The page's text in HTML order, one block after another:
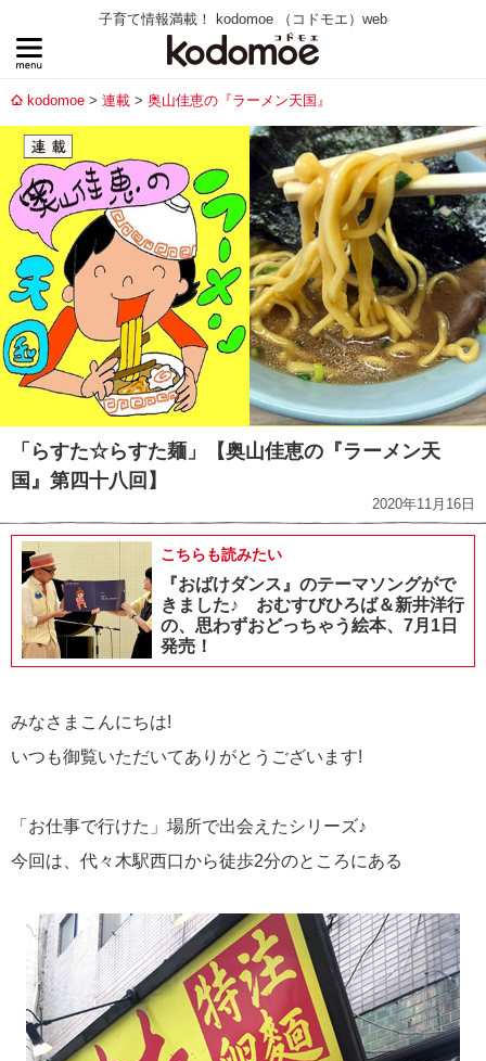
子育て情報満載！ kodomoe （コドモエ）web
kodomoe 連載 奥山佳恵の『ラーメン天国』
「らすた☆らすた麺」【奥山佳恵の『ラーメン天
国』第四十八回】
2020年11月16日
こちらも読みたい
『おばけダンス』のテーマソングがで
きました♪ おむすびひろば＆新井洋行
の、思わずおどっちゃう絵本、7月1日
発売！
みなさまこんにちは!
いつも御覧いただいてありがとうございます!
「お仕事で行けた」場所で出会えたシリーズ♪
今回は、代々木駅西口から徒歩2分のところにある